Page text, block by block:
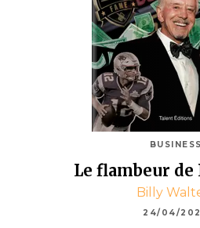
BUSINESS
Le flambeur de
Billy
24/04/